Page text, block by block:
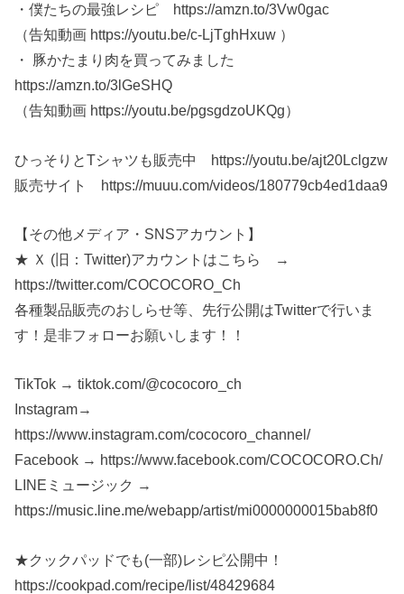
・僕たちの最強レシピ https://amzn.to/3Vw0gac
（告知動画 https://youtu.be/c-LjTghHxuw ）
・ 豚かたまり肉を買ってみました
https://amzn.to/3lGeSHQ
（告知動画 https://youtu.be/pgsgdzoUKQg）
ひっそりとTシャツも販売中 https://youtu.be/ajt20Lclgzw
販売サイト https://muuu.com/videos/180779cb4ed1daa9
【その他メディア・SNSアカウント】
★ Ｘ (旧：Twitter)アカウントはこちら →
https://twitter.com/COCOCORO_Ch
各種製品販売のおしらせ等、先行公開はTwitterで行いま
す！是非フォローお願いします！！
TikTok → tiktok.com/@cococoro_ch
Instagram→
https://www.instagram.com/cococoro_channel/
Facebook → https://www.facebook.com/COCOCORO.Ch/
LINEミュージック →
https://music.line.me/webapp/artist/mi0000000015bab8f0
★クックパッドでも(一部)レシピ公開中！
https://cookpad.com/recipe/list/48429684